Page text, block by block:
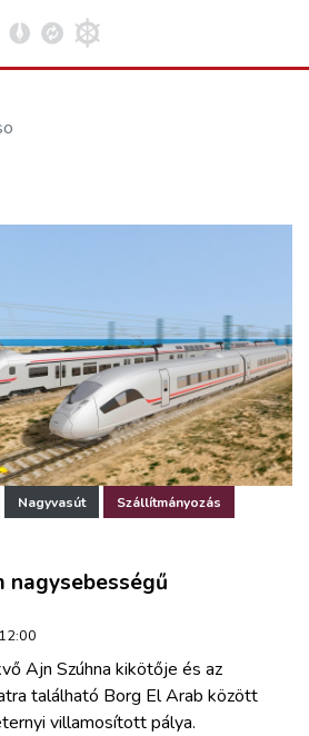
Nagyvasút Szállítmányozás
nagysebességű
Ajn Szúhna kikötője és az
található Borg El Arab között
villamosított pálya.